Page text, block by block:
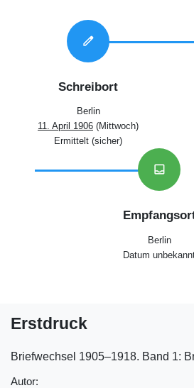
edit
Schreibort
Berlin
11. April 1906 (Mittwoch)
Ermittelt (sicher)
inbox
Berlin
Datum
Erstdruck
Briefwechsel 1905‒1918. Band 1:
Autor: